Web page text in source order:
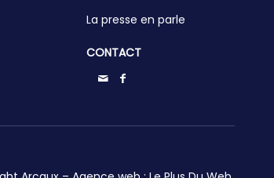
La presse en parle
CONTACT